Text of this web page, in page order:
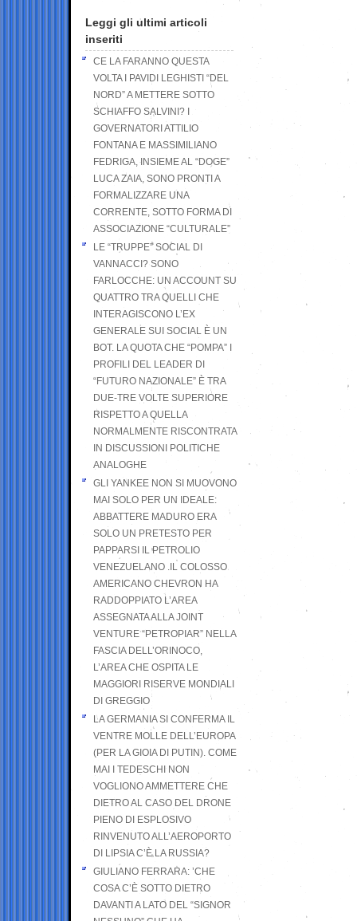
Leggi gli ultimi articoli
inseriti
CE LA FARANNO QUESTA
VOLTA I PAVIDI LEGHISTI “DEL
NORD” A METTERE SOTTO
SCHIAFFO SALVINI? I
GOVERNATORI ATTILIO
FONTANA E MASSIMILIANO
FEDRIGA, INSIEME AL “DOGE”
LUCA ZAIA, SONO PRONTI A
FORMALIZZARE UNA
CORRENTE, SOTTO FORMA DI
ASSOCIAZIONE “CULTURALE”
LE “TRUPPE” SOCIAL DI
VANNACCI? SONO
FARLOCCHE: UN ACCOUNT SU
QUATTRO TRA QUELLI CHE
INTERAGISCONO L’EX
GENERALE SUI SOCIAL È UN
BOT. LA QUOTA CHE “POMPA” I
PROFILI DEL LEADER DI
“FUTURO NAZIONALE” È TRA
DUE-TRE VOLTE SUPERIORE
RISPETTO A QUELLA
NORMALMENTE RISCONTRATA
IN DISCUSSIONI POLITICHE
ANALOGHE
GLI YANKEE NON SI MUOVONO
MAI SOLO PER UN IDEALE:
ABBATTERE MADURO ERA
SOLO UN PRETESTO PER
PAPPARSI IL PETROLIO
VENEZUELANO .IL COLOSSO
AMERICANO CHEVRON HA
RADDOPPIATO L’AREA
ASSEGNATA ALLA JOINT
VENTURE “PETROPIAR” NELLA
FASCIA DELL’ORINOCO,
L’AREA CHE OSPITA LE
MAGGIORI RISERVE MONDIALI
DI GREGGIO
LA GERMANIA SI CONFERMA IL
VENTRE MOLLE DELL’EUROPA
(PER LA GIOIA DI PUTIN). COME
MAI I TEDESCHI NON
VOGLIONO AMMETTERE CHE
DIETRO AL CASO DEL DRONE
PIENO DI ESPLOSIVO
RINVENUTO ALL’AEROPORTO
DI LIPSIA C’È LA RUSSIA?
GIULIANO FERRARA: ’CHE
COSA C’È SOTTO DIETRO
DAVANTI A LATO DEL “SIGNOR